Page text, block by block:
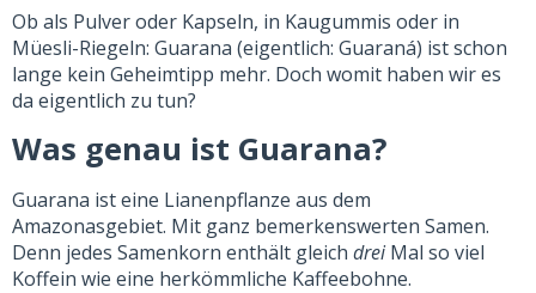
Ob als Pulver oder Kapseln, in Kaugummis oder in
Müesli-Riegeln: Guarana (eigentlich: Guaraná) ist schon
lange kein Geheimtipp mehr. Doch womit haben wir es
da eigentlich zu tun?
Was genau ist Guarana?
Guarana ist eine Lianenpflanze aus dem
Amazonasgebiet. Mit ganz bemerkenswerten Samen.
Denn jedes Samenkorn enthält gleich dreiMal so viel
Koffein wie eine herkömmliche Kaffeebohne.